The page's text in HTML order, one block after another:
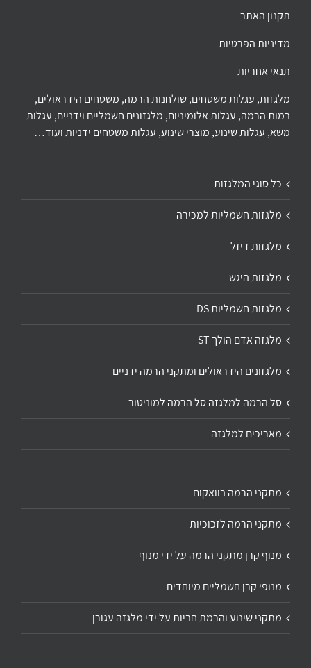
תקנון האתר
מדיניות הפרטיות
תנאי אחריות
מלגזות, עגלות משטחים, שולחנות הרמה, משטחים הידראולים,
במות הרמה, עגלות אלומיניום, מלגזונים חשמליים וידניים, עגלות
משא, עגלות שינוע, מוצרי שינוע, עגלות משטחים ידניות ועוד…
כל סוגי המלגזות
מלגזות חשמליות למכירה
מלגזות דיזל
מלגזות היגש
מלגזות חשמליות DS
מלגזה אדם הולך ST
מלגזונים הידראולים ומתקני הרמה ידניים
סל הרמה למלגזה סל הרמה למוניטור
מאריכים למלגזה
מתקני הרמה בוואקום
מתקני הרמה לזכוכיות
מנוף קרן מתקני הרמה על ידי מנוף
מנופי קרן חשמליים מיוחדים
מתקני שינוע והרמת חביות על ידי מלגזה עגורן